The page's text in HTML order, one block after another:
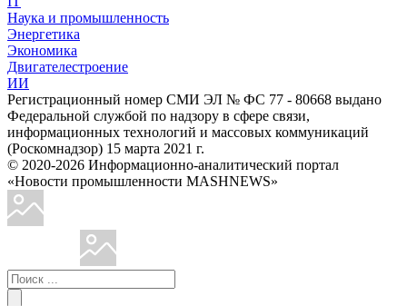
Наука и промышленность
Энергетика
Экономика
Двигателестроение
ИИ
Регистрационный номер СМИ ЭЛ № ФС 77 - 80668 выдано
Федеральной службой по надзору в сфере связи,
информационных технологий и массовых коммуникаций
(Роскомнадзор) 15 марта 2021 г.
© 2020-2026 Информационно-аналитический портал
«Новости промышленности MASHNEWS»